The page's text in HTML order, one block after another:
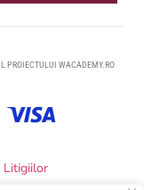
PROIECTULUI WACADEMY.RO